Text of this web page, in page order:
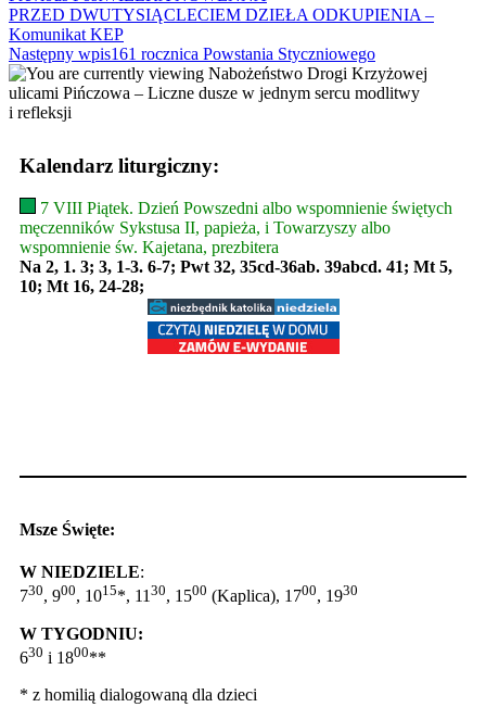
more
articles
PRZED DWUTYSIĄCLECIEM DZIEŁA ODKUPIENIA –
Komunikat KEP
Następny wpis161 rocznica Powstania Styczniowego
Kalendarz liturgiczny:
7 VIII Piątek. Dzień Powszedni albo wspomnienie świętych
męczenników Sykstusa II, papieża, i Towarzyszy albo
wspomnienie św. Kajetana, prezbitera
Na 2, 1. 3; 3, 1-3. 6-7; Pwt 32, 35cd-36ab. 39abcd. 41; Mt 5,
10; Mt 16, 24-28;
Msze Święte:
W NIEDZIELE:
730, 900, 1015*, 1130, 1500 (Kaplica), 1700, 1930
W TYGODNIU:
630 i 1800**
* z homilią dialogowaną dla dzieci